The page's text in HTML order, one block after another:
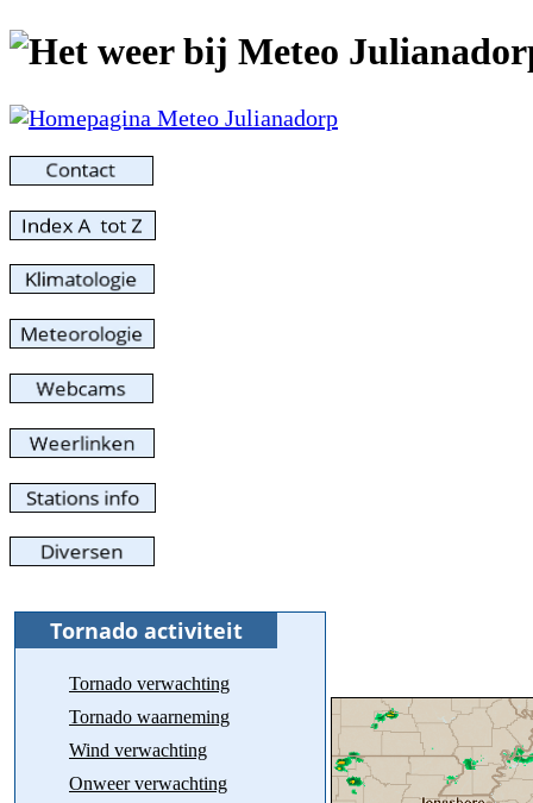
Tornado verwachting
Tornado waarneming
Wind verwachting
Onweer verwachting